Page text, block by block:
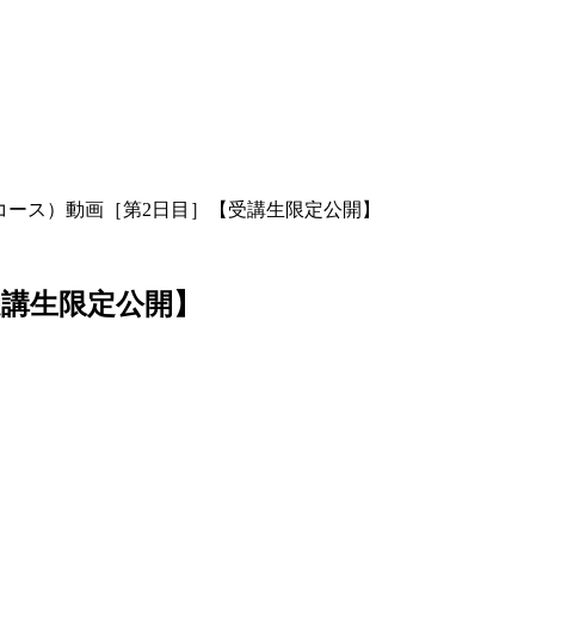
ス）動画［第2日目］【受講生限定公開】
生限定公開】